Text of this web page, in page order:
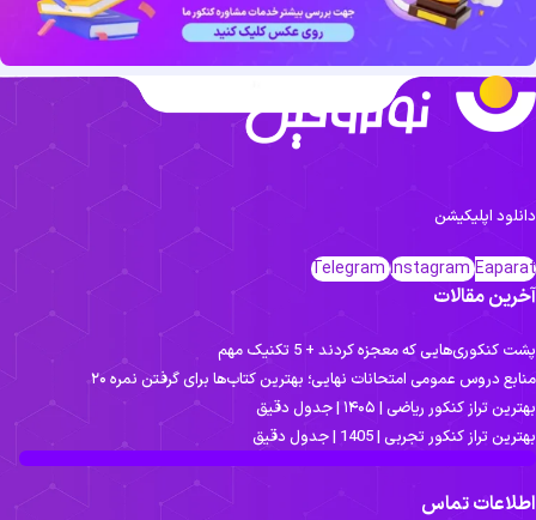
دانلود اپلیکیشن
Telegram Instagram Eaparat
آخرین مقالات
پشت کنکوری‌هایی که معجزه کردند + 5 تکنیک مهم
منابع دروس عمومی امتحانات نهایی؛ بهترین کتاب‌ها برای گرفتن نمره ۲۰
بهترین تراز کنکور ریاضی | ۱۴۰۵ | جدول دقیق
بهترین تراز کنکور تجربی | 1405 | جدول دقیق
اطلاعات تماس